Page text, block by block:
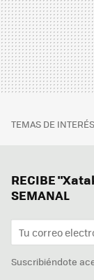
TEMAS DE INTERÉS
RECIBE
SEMANAL
Suscribiéndote